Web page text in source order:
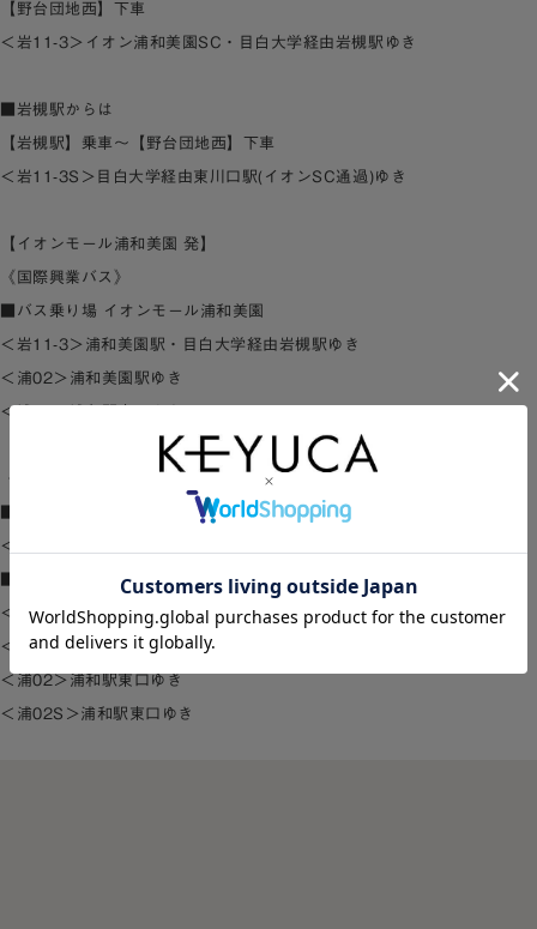
【野台団地西】下車
＜岩11-3＞イオン浦和美園SC・目白大学経由岩槻駅ゆき
■岩槻駅からは
【岩槻駅】乗車～【野台団地西】下車
＜岩11-3S＞目白大学経由東川口駅(イオンSC通過)ゆき
【イオンモール浦和美園 発】
《国際興業バス》
■バス乗り場 イオンモール浦和美園
＜岩11-3＞浦和美園駅・目白大学経由岩槻駅ゆき
＜浦02＞浦和美園駅ゆき
＜浦02＞浦和駅東口ゆき
《国際興業バス》
■バス乗り場 野台団地西停留所
＜岩11-3＞イオン浦和美園ＳＣ・目白大学経由岩槻駅ゆき
■バス乗り場 イオンモール浦和美園
＜岩11-3S＞イオン浦和美園ＳＣ経由浦和美園駅ゆき
＜浦02＞イオン浦和美園ＳＣ経由浦和美園駅ゆき
＜浦02＞浦和駅東口ゆき
＜浦02S＞浦和駅東口ゆき